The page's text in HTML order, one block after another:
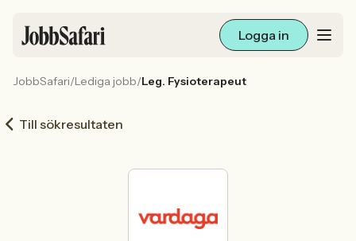
Logga in
Arbetsliv och karriär
För arbetsgivare
JobbSafari/Lediga jobb/Leg. Fysioterapeut
Till sökresultaten